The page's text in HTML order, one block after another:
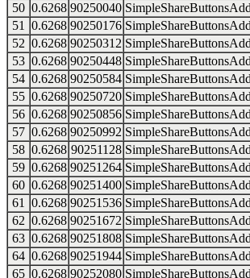
50 0.6268 90250040
51
0.6268 90250176
52 0.6268 90250312
53 0.6268 90250448
54 0.6268 90250584
55 0.6268 90250720
56 0.6268 90250856
57 0.6268 90250992
58 0.6268 90251128
59 0.6268 90251264
60 0.6268 90251400
61
0.6268 90251536
62 0.6268 90251672
63 0.6268 90251808
64 0.6268 90251944
65 0.6268 90252080